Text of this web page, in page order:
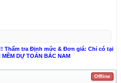
Thẩm tra Định mức & Đơn giá: Chỉ có tại
MỀM DỰ TOÁN BẮC NAM
Offline